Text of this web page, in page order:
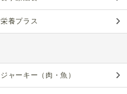
栄養プラス
ジャーキー（肉・魚）